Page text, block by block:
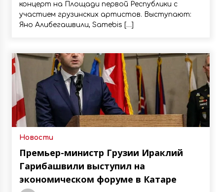
концерт на Площади первой Республики с
участием грузинских артистов. Выступают:
Яно Алибегашвили, Samebis […]
Новости
Премьер-министр Грузии Ираклий
Гарибашвили выступил на
экономическом форуме в Катаре